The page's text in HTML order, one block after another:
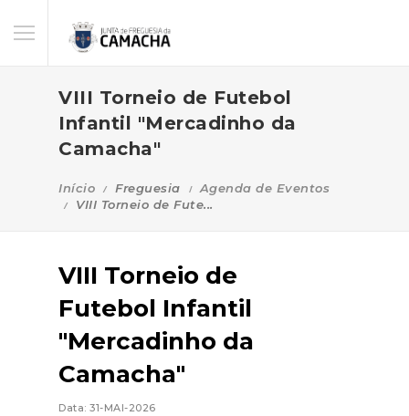
VIII Torneio de Futebol
Infantil "Mercadinho da
Camacha"
Início Freguesia
Agenda de Eventos
VIII Torneio de Fute...
VIII Torneio de
Futebol Infantil
"Mercadinho da
Camacha"
Data: 31-MAI-2026